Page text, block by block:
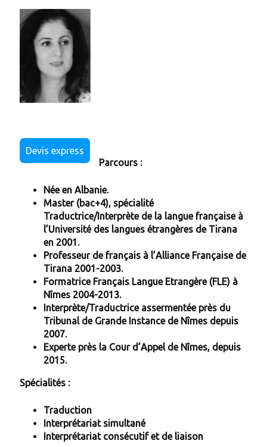
Devis express
Parcours :
Née en Albanie.
Master (bac+4), spécialité
Traductrice/Interprète de la langue française à
l’Université des langues étrangères de Tirana
en 2001.
Professeur de français à l’Alliance Française de
Tirana 2001-2003.
Formatrice Français Langue Etrangère (FLE) à
Nîmes 2004-2013.
Interprète/Traductrice assermentée près du
Tribunal de Grande Instance de Nîmes depuis
2007.
Experte près la Cour d’Appel de Nîmes, depuis
2015.
Spécialités :
Traduction
Interprétariat simultané
Interprétariat consécutif et de liaison